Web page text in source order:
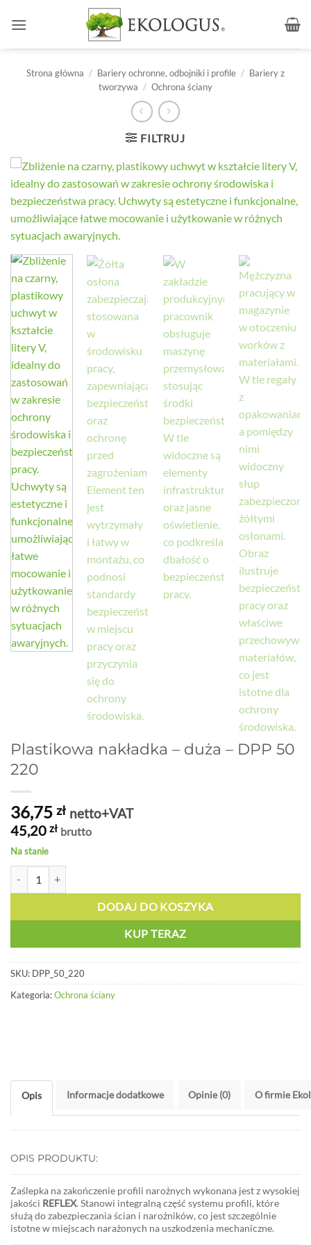
Strona główna / Bariery ochronne, odbojniki i profile / Bariery z
tworzywa / Ochrona ściany
FILTRUJ
Plastikowa nakładka – duża – DPP 50
220
36,75 zł netto+VAT
45,20 zł brutto
Na stanie
DODAJ DO KOSZYKA
KUP TERAZ
SKU: DPP_50_220
Kategoria:Ochrona ściany
Opis Informacje dodatkowe Opinie (0) O firmie
OPIS PRODUKTU:
Zaślepka na zakończenie profili narożnych wykonana jest z wysokiej
jakości REFLEX. Stanowi integralną część systemu profili, które
służą do zabezpieczania ścian i narożników, co jest szczególnie
istotne w miejscach narażonych na uszkodzenia mechaniczne.